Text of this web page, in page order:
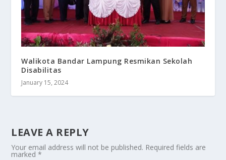
Walikota Bandar Lampung Resmikan Sekolah
Disabilitas
January 15, 2024
LEAVE A REPLY
Your email address will not be published. Required fields are
marked*